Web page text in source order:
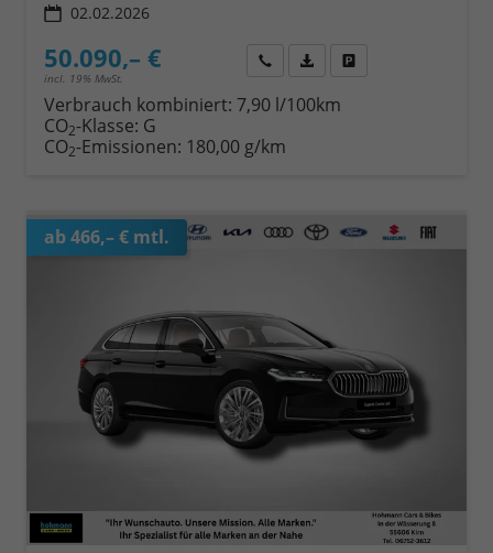
02.02.2026
50.090,– €
incl. 19% MwSt.
Wir rufen Sie anFahrzeugexposé (PDF)
Verbrauch kombiniert: 7,90 l/100km
CO2-Klasse: G
CO2-Emissionen: 180,00 g/km
ab 466,– € mtl.